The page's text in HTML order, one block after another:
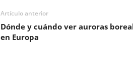
Artículo anterior
Dónde y cuándo ver auroras
en Europa